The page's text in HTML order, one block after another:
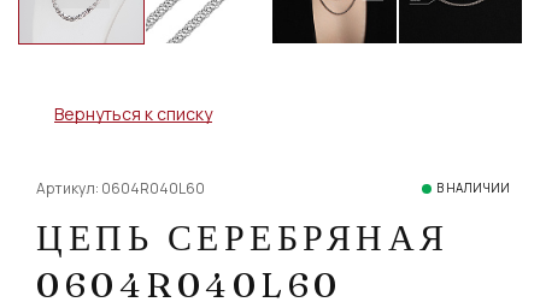
Вернуться к списку
Артикул: 0604R040L60 В НАЛИЧИИ
ЦЕПЬ СЕРЕБРЯНАЯ
0604R040L60